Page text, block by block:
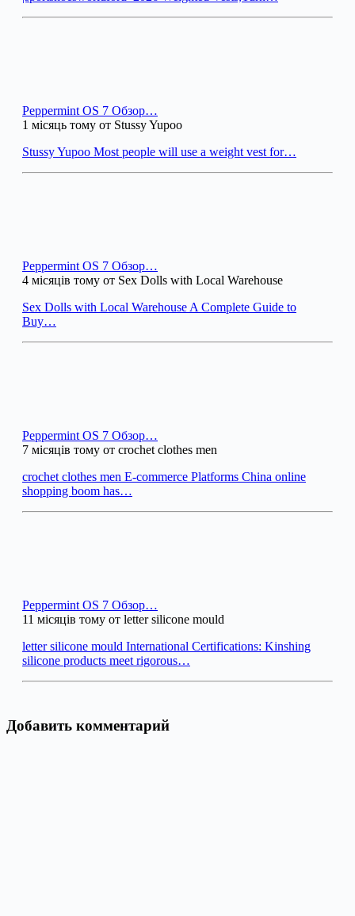
Peppermint OS 7 Обзор…
1 місяць тому от Stussy Yupoo
Stussy Yupoo Most people will use a weight vest for…
Peppermint OS 7 Обзор…
4 місяців тому от Sex Dolls with Local Warehouse
Sex Dolls with Local Warehouse A Complete Guide to
Buy…
Peppermint OS 7 Обзор…
7 місяців тому от crochet clothes men
crochet clothes men E-commerce Platforms China online
shopping boom has…
Peppermint OS 7 Обзор…
11 місяців тому от letter silicone mould
letter silicone mould International Certifications: Kinshing
silicone products meet rigorous…
Добавить комментарий